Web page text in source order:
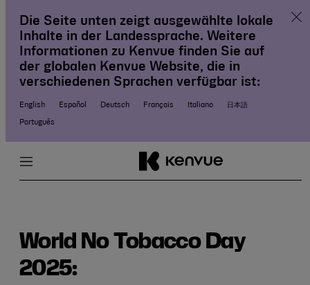
Skip
content
Die Seite unten zeigt ausgewählte lokale
Inhalte in der Landessprache. Weitere
Informationen zu Kenvue finden Sie auf
der globalen Kenvue Website, die in
verschiedenen Sprachen verfügbar ist:
English Español Deutsch Français Italiano 日本語
Português
World No Tobacco Day
2025: